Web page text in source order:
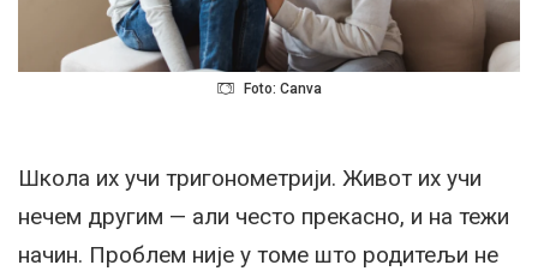
Foto: Canva
Школа их учи тригонометрији. Живот их учи
нечем другим — али често прекасно, и на тежи
начин. Проблем није у томе што родитељи не